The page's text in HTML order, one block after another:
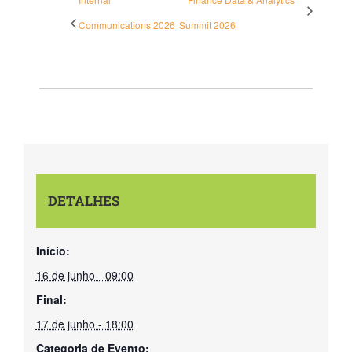
Communications 2026 Summit 2026
DETALHES
Início:
16 de junho - 09:00
Final:
17 de junho - 18:00
Categoria de Evento:
A revolução da Inteligência Artificial: como a IA está
Vamos virar o jogo na Saúde Corporativa?
28 de janeiro de 2021
A indústria em tempos de COVID-19
23 de junho de 2020